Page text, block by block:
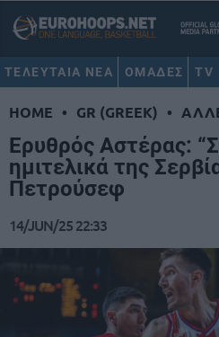
ΤΕΛΕΥΤΑΙΑ ΝΕΑ ΟΜΑΔΕΣ TV
HOME • GR (GREEK) •
Ερυθρός Αστέρας:
ημιτελικά της
Πετρούσεφ
14/JUN/25 22:33